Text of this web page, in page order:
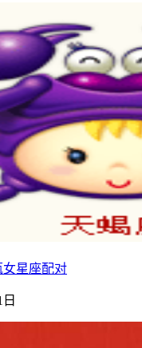
女星座配对